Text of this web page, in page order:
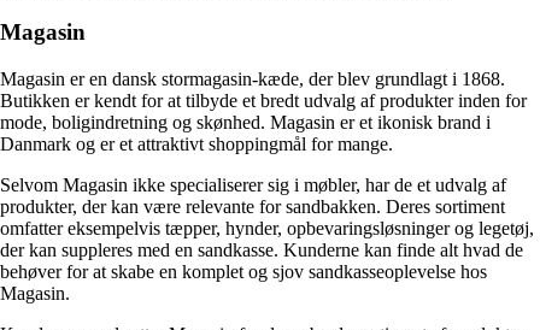
Magasin
Magasin er en dansk stormagasin-kæde, der blev grundlagt i 1868.
Butikken er kendt for at tilbyde et bredt udvalg af produkter inden for
mode, boligindretning og skønhed. Magasin er et ikonisk brand i
Danmark og er et attraktivt shoppingmål for mange.
Selvom Magasin ikke specialiserer sig i møbler, har de et udvalg af
produkter, der kan være relevante for sandbakken. Deres sortiment
omfatter eksempelvis tæpper, hynder, opbevaringsløsninger og legetøj,
der kan suppleres med en sandkasse. Kunderne kan finde alt hvad de
behøver for at skabe en komplet og sjov sandkasseoplevelse hos
Magasin.